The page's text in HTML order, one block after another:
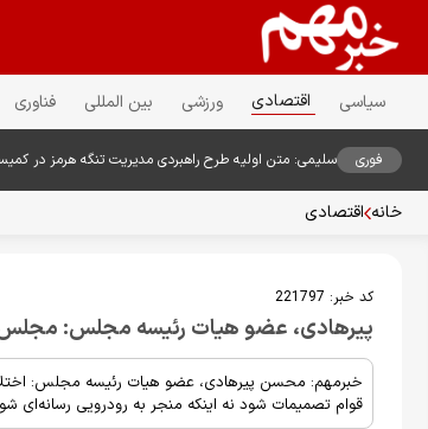
سیاسی اقتصادی ورزشی بین المللی فناوری
فوری سلیمی: متن اولیه طرح راهبردی مدیریت تنگه هرمز در
خانه اقتصادی
کد خبر: 221797
پیرهادی، عضو هیات رئیسه مجلس: مجلس
خبرمهم: محسن پیرهادی، عضو هیات رئیسه مجلس:
قوام تصمیمات شود نه اینکه منجر به رودرویی رسانه‌ای